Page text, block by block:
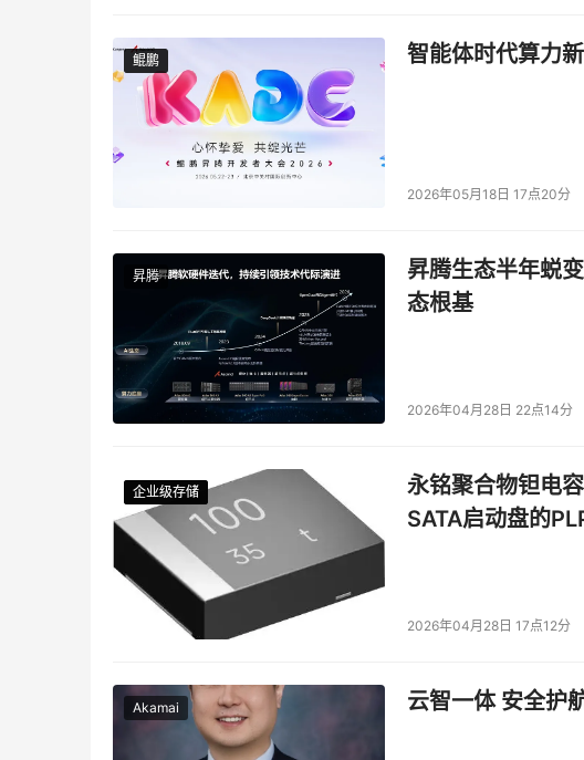
结束语：总体来说《嘿car》是一个比较不错的内容社交产
常符合这些用户群体的喜好。但是从目前更新的版本来说，
题，偏爱版块的收藏等，这些空白可能随着未来版本的迭代
本文来源于DOIT传媒，文章内容仅供参考，不构成投资建议。
鲲鹏
鲲鹏 智能体时代算力
2026年05月18日 17点20分
昇腾
昇腾生态半年蜕
态根基
2026年04月28日 22点14分
企业级存储
企业级存储
企业级存储
企业级存储
永铭聚合物钽电
SATA启动盘的
2026年04月28日 17点12分
Akamai 云智一体 安全护